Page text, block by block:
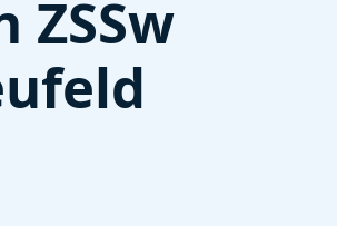
ZSSw